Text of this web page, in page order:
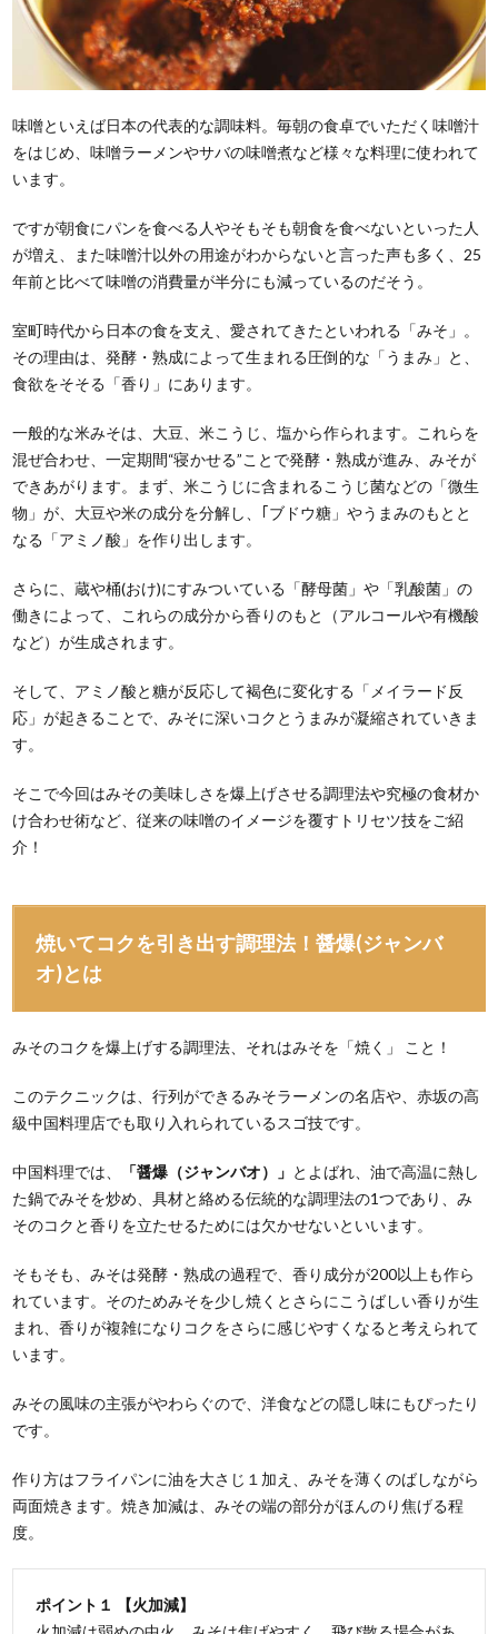
味噌といえば日本の代表的な調味料。毎朝の食卓でいただく味噌汁
をはじめ、味噌ラーメンやサバの味噌煮など様々な料理に使われて
います。
ですが朝食にパンを食べる人やそもそも朝食を食べないといった人
が増え、また味噌汁以外の用途がわからないと言った声も多く、25
年前と比べて味噌の消費量が半分にも減っているのだそう。
室町時代から日本の食を支え、愛されてきたといわれる「みそ」。
その理由は、発酵・熟成によって生まれる圧倒的な「うまみ」と、
食欲をそそる「香り」にあります。
一般的な米みそは、大豆、米こうじ、塩から作られます。これらを
混ぜ合わせ、一定期間“寝かせる”ことで発酵・熟成が進み、みそが
できあがります。まず、米こうじに含まれるこうじ菌などの「微生
物」が、大豆や米の成分を分解し、｢ブドウ糖」やうまみのもとと
なる「アミノ酸」を作り出します。
さらに、蔵や桶(おけ)にすみついている「酵母菌」や「乳酸菌」の
働きによって、これらの成分から香りのもと（アルコールや有機酸
など）が生成されます。
そして、アミノ酸と糖が反応して褐色に変化する「メイラード反
応」が起きることで、みそに深いコクとうまみが凝縮されていきま
す。
そこで今回はみその美味しさを爆上げさせる調理法や究極の食材か
け合わせ術など、従来の味噌のイメージを覆すトリセツ技をご紹
介！
焼いてコクを引き出す調理法！醤爆(ジャンバ
オ)とは
みそのコクを爆上げする調理法、それはみそを「焼く」 こと！
このテクニックは、行列ができるみそラーメンの名店や、赤坂の高
級中国料理店でも取り入れられているスゴ技です。
中国料理では、 「醤爆（ジャンバオ）」 とよばれ、油で高温に熱し
た鍋でみそを炒め、具材と絡める伝統的な調理法の1つであり、み
そのコクと香りを立たせるためには欠かせないといいます。
そもそも、みそは発酵・熟成の過程で、香り成分が200以上も作ら
れています。そのためみそを少し焼くとさらにこうばしい香りが生
まれ、香りが複雑になりコクをさらに感じやすくなると考えられて
います。
みその風味の主張がやわらぐので、洋食などの隠し味にもぴったり
です。
作り方はフライパンに油を大さじ１加え、みそを薄くのばしながら
両面焼きます。焼き加減は、みその端の部分がほんのり焦げる程
度。
ポイント１ 【火加減】